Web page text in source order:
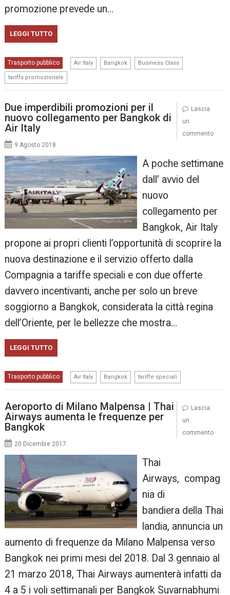
promozione prevede un…
LEGGI TUTTO
Trasporto pubblico Air Italy Bangkok Business Class
tariffa promozionale
Due imperdibili promozioni per il
nuovo collegamento per Bangkok di
Air Italy
9 Agosto 2018
A poche settimane
dall’ avvio del
nuovo
collegamento per
Bangkok, Air Italy
propone ai propri clienti l’opportunità di scoprire la
nuova destinazione e il servizio offerto dalla
Compagnia a tariffe speciali e con due offerte
davvero incentivanti, anche per solo un breve
soggiorno a Bangkok, considerata la città regina
dell’Oriente, per le bellezze che mostra…
LEGGI TUTTO
Trasporto pubblico Air Italy Bangkok tariffe speciali
Lascia
un
commento
Aeroporto di Milano Malpensa | Thai
Airways aumenta le frequenze per
Bangkok
20 Dicembre 2017
Thai
Airways, compag
nia di
bandiera della Thai
landia, annuncia un
aumento di frequenze da Milano Malpensa verso
Bangkok nei primi mesi del 2018. Dal 3 gennaio al
21 marzo 2018, Thai Airways aumenterà infatti da
4 a 5 i voli settimanali per Bangkok Suvarnabhumi
Lascia
un
commento